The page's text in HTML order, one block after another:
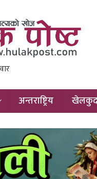
अन्तराष्ट्रिय